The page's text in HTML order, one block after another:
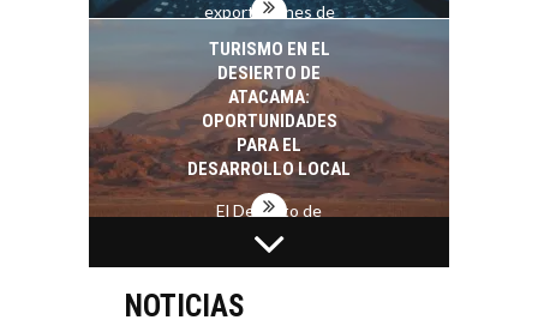
exportaciones de
Chile:…
TURISMO EN EL
DESIERTO DE
ATACAMA:
OPORTUNIDADES
PARA EL
DESARROLLO LOCAL
El Desierto de
Atacama: Motor
Estratégico para el
LA INDUSTRIA
MINERA CHILENA
FRENTE AL DESAFÍO
NOTICIAS